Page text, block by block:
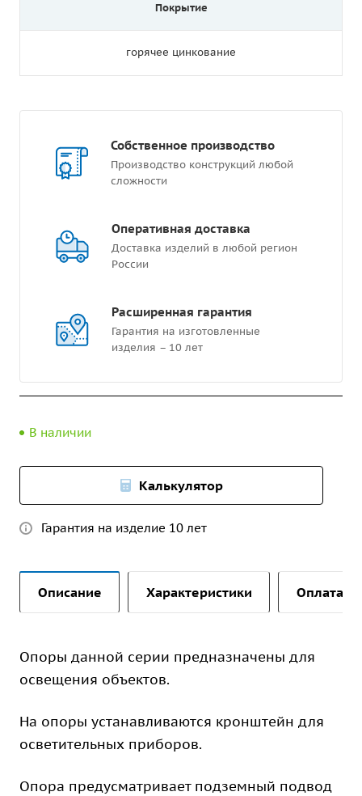
Покрытие
горячее цинкование
Собственное производство
Производство конструкций любой
сложности
Оперативная доставка
Доставка изделий в любой регион
России
Расширенная гарантия
Гарантия на изготовленные
изделия – 10 лет
В наличии
Калькулятор
Гарантия на изделие 10 лет
Описание Характеристики Оплата и
Опоры данной серии предназначены для
освещения объектов.
На опоры устанавливаются кронштейн для
осветительных приборов.
Опора предусматривает подземный подвод